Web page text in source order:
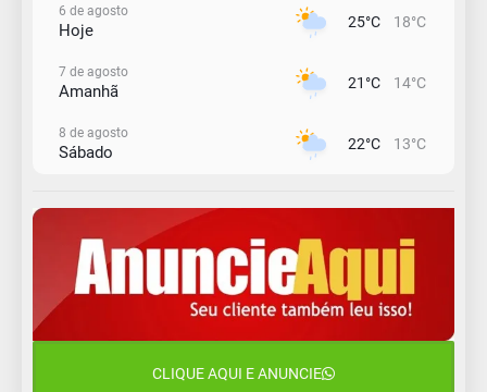
6 de agosto
Hoje 25°C 18°C
7 de agosto
Amanhã 21°C 14°C
8 de agosto
Sábado 22°C 13°C
Domingo 16°C 12°C
10 de agosto
Segunda-Feira
CLIQUE AQUI E ANUNCIE